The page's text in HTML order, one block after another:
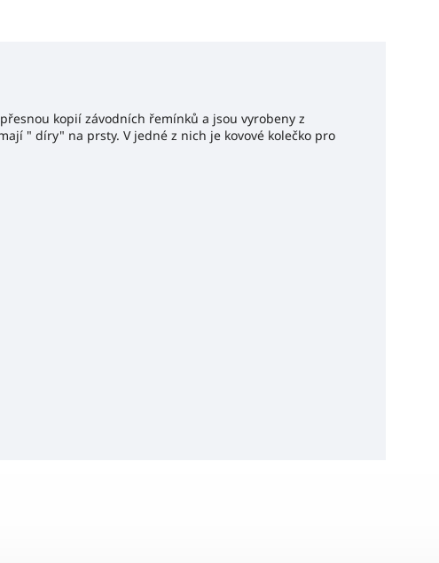
kopií závodních řemínků a jsou vyrobeny z
" díry" na prsty. V jedné z nich je kovové kolečko pro